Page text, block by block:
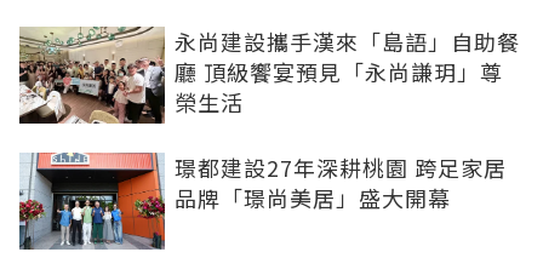
永尚建設攜手漢來「島語」自助餐
廳 頂級饗宴預見「永尚謙玥」尊
榮生活
璟都建設27年深耕桃園 跨足家居
品牌「璟尚美居」盛大開幕